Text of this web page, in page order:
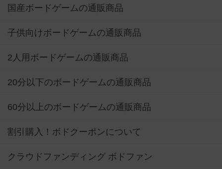
国産ボードゲームの通販商品
子供向けボードゲームの通販商品
2人用ボードゲームの通販商品
20分以下のボードゲームの通販商品
60分以上のボードゲームの通販商品
割引購入！ボドクーポンについて
クラウドファンディング ボドファン